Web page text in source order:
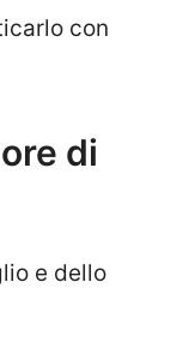
con
di
e dello